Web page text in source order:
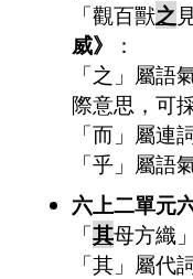
「觀百獸之
威》
：
「之」屬語
際意思，可
「而」屬連
「乎」屬語
六上二單元
「其母方織
「其」屬代